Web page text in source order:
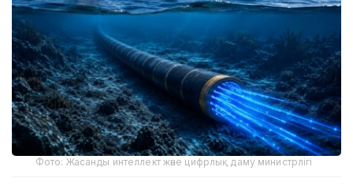
Фото: Жасанды интеллект және цифрлық даму министрлігі